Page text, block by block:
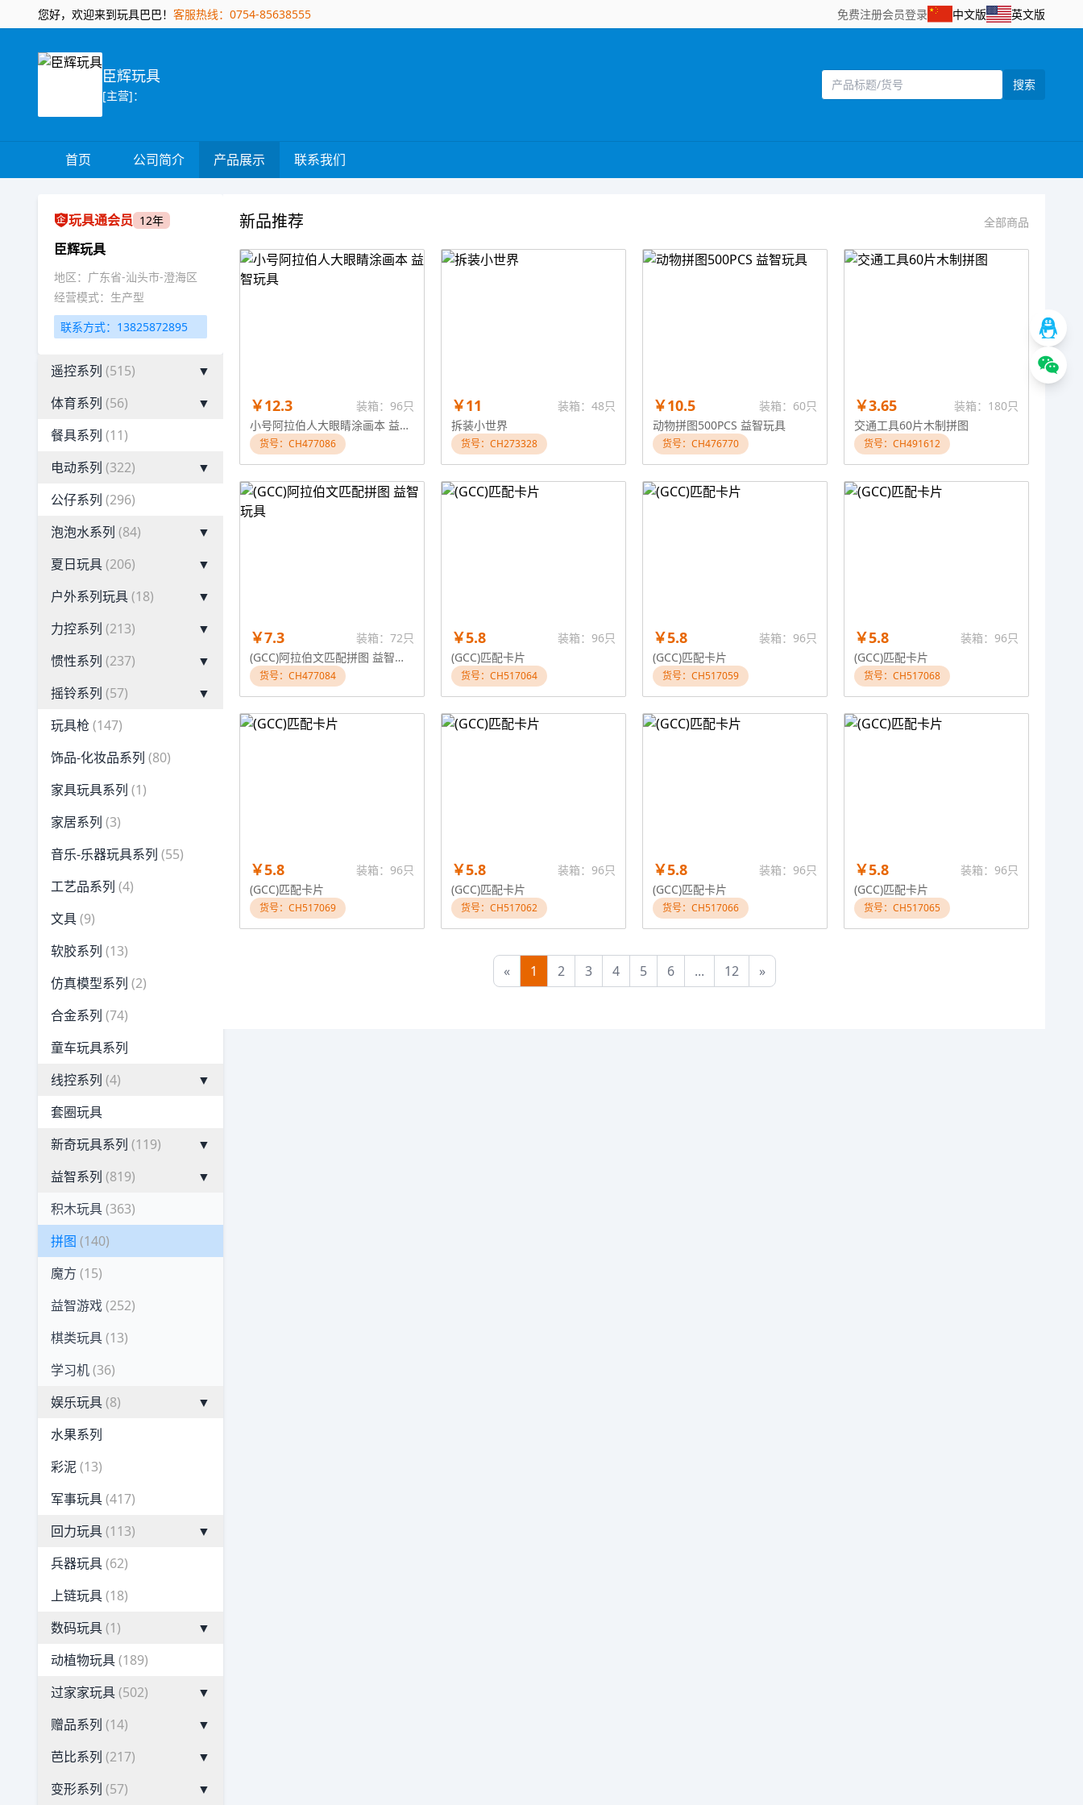
您好，欢迎来到玩具巴巴！ 客服热线：0754-85638555 免费注册会员登录 中文版 英文版
臣辉玩具
[主营]：
搜索
首页 公司简介 产品展示 联系我们
玩具通会员 12年
臣辉玩具
地区：广东省-汕头市-澄海区
经营模式：生产型
联系方式：13825872895
遥控系列 (515)
▼
体育系列 (56)
▼
餐具系列 (11)
电动系列 (322)
▼
公仔系列 (296)
泡泡水系列 (84)
▼
夏日玩具(206)
▼
户外系列玩具(18)
▼
力控系列 (213)
▼
惯性系列 (237)
▼
摇铃系列 (57)
▼
玩具枪 (147)
饰品-化妆品系列 (80)
家具玩具系列 (1)
家居系列 (3)
音乐-乐器玩具系列 (55)
工艺品系列 (4)
文具(9)
软胶系列 (13)
仿真模型系列 (2)
合金系列 (74)
童车玩具系列
线控系列 (4)
▼
套圈玩具
新奇玩具系列 (119)
▼
益智系列 (819)
▼
积木玩具(363)
拼图 (140)
魔方 (15)
益智游戏(252)
棋类玩具(13)
学习机(36)
娱乐玩具(8)
▼
水果系列
彩泥(13)
军事玩具(417)
回力玩具(113)
▼
兵器玩具(62)
上链玩具(18)
数码玩具(1)
▼
动植物玩具(189)
过家家玩具(502)
▼
赠品系列 (14)
▼
芭比系列 (217)
▼
变形系列 (57) ▼
新品推荐 全部商品
￥12.3
装箱：96只
小号阿拉伯人大眼睛涂画本 益智玩具
货号：CH477086
￥11
装箱：48只
拆装小世界
货号：CH273328
￥10.5
装箱：60只
动物拼图500PCS 益智玩具
货号：CH476770
￥3.65
装箱：180只
交通工具60片木制拼图
货号：CH491612
￥7.3
装箱：72只
(GCC)阿拉伯文匹配拼图 益智玩具
货号：CH477084
￥5.8
装箱：96只
(GCC)匹配卡片
货号：CH517064
￥5.8
装箱：96只
(GCC)匹配卡片
货号：CH517059
￥5.8
装箱：96只
(GCC)匹配卡片
货号：CH517068
￥5.8
装箱：96只
(GCC)匹配卡片
货号：CH517069
￥5.8
装箱：96只
(GCC)匹配卡片
货号：CH517062
￥5.8
装箱：96只
(GCC)匹配卡片
货号：CH517066
￥5.8
装箱：96只
(GCC)匹配卡片
货号：CH517065
« 1 2 3 4 5 6 ... 12 »